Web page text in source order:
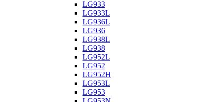
LG933
LG933L
LG936L
LG936
LG938L
LG938
LG952L
LG952
LG952H
LG953L
LG953